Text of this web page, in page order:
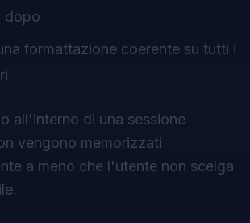
dopo
formattazione coerente su tutti i
all'interno di una sessione
vengono memorizzati
a meno che l'utente non scelga